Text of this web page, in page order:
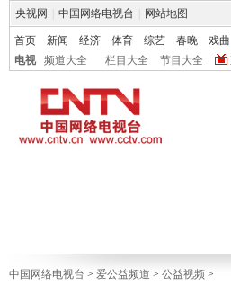
央视网 中国网络电视台 网站地图
首页 新闻 经济 体育 综艺 春晚 戏曲
电视
频道大全 栏目大全 节目大全
中国网络电视台 > 爱公益频道 > 公益视频 >